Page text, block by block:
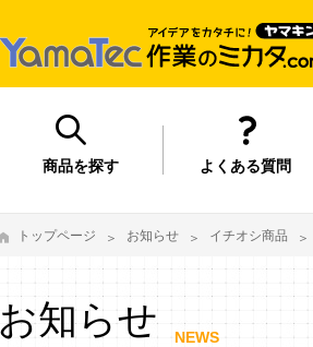
商品を探す よくある質問
トップページ お知らせ イチオシ商品
お知らせ NEWS